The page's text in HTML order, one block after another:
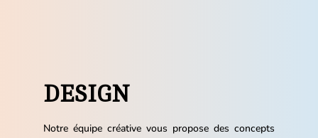
DESIGN
Notre équipe créative vous propose des concepts